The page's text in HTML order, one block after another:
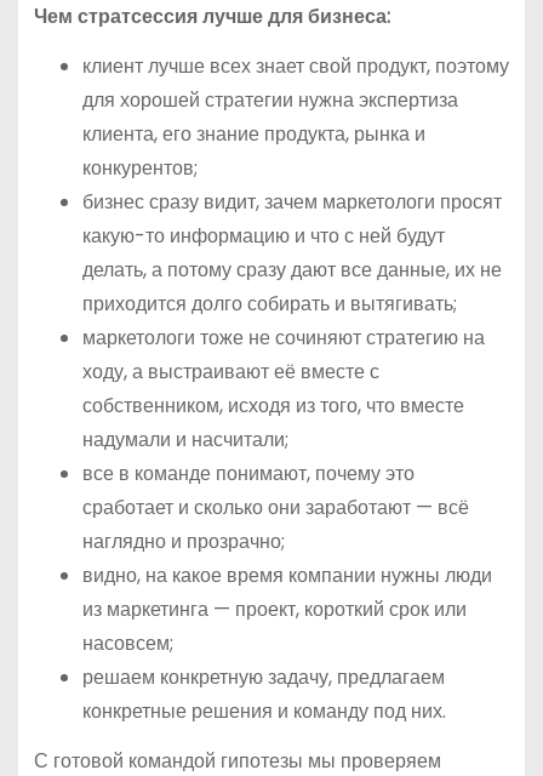
Чем стратсессия лучше для бизнеса:
клиент лучше всех знает свой продукт, поэтому
для хорошей стратегии нужна экспертиза
клиента, его знание продукта, рынка и
конкурентов;
бизнес сразу видит, зачем маркетологи просят
какую-то информацию и что с ней будут
делать, а потому сразу дают все данные, их не
приходится долго собирать и вытягивать;
маркетологи тоже не сочиняют стратегию на
ходу, а выстраивают её вместе с
собственником, исходя из того, что вместе
надумали и насчитали;
все в команде понимают, почему это
сработает и сколько они заработают — всё
наглядно и прозрачно;
видно, на какое время компании нужны люди
из маркетинга — проект, короткий срок или
насовсем;
решаем конкретную задачу, предлагаем
конкретные решения и команду под них.
С готовой командой гипотезы мы проверяем